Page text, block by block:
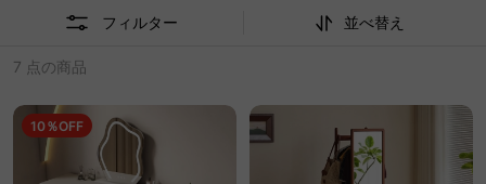
フィルター 並べ替え
7 点の商品
10％OFF